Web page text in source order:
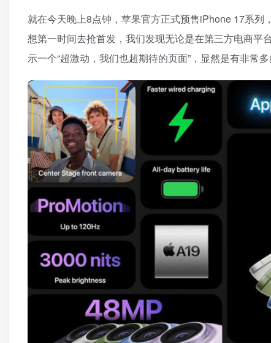
就在今天晚上8点钟，苹果官方正式预售iPhone 17系
想第一时间去抢首发，我们发现无论是在第三方电商平
示一个“超激动，我们也超期待的页面”，显然是有非常